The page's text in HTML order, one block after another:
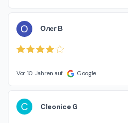
О Олег В
Vor 10 Jahren auf Google
C Cleonice G